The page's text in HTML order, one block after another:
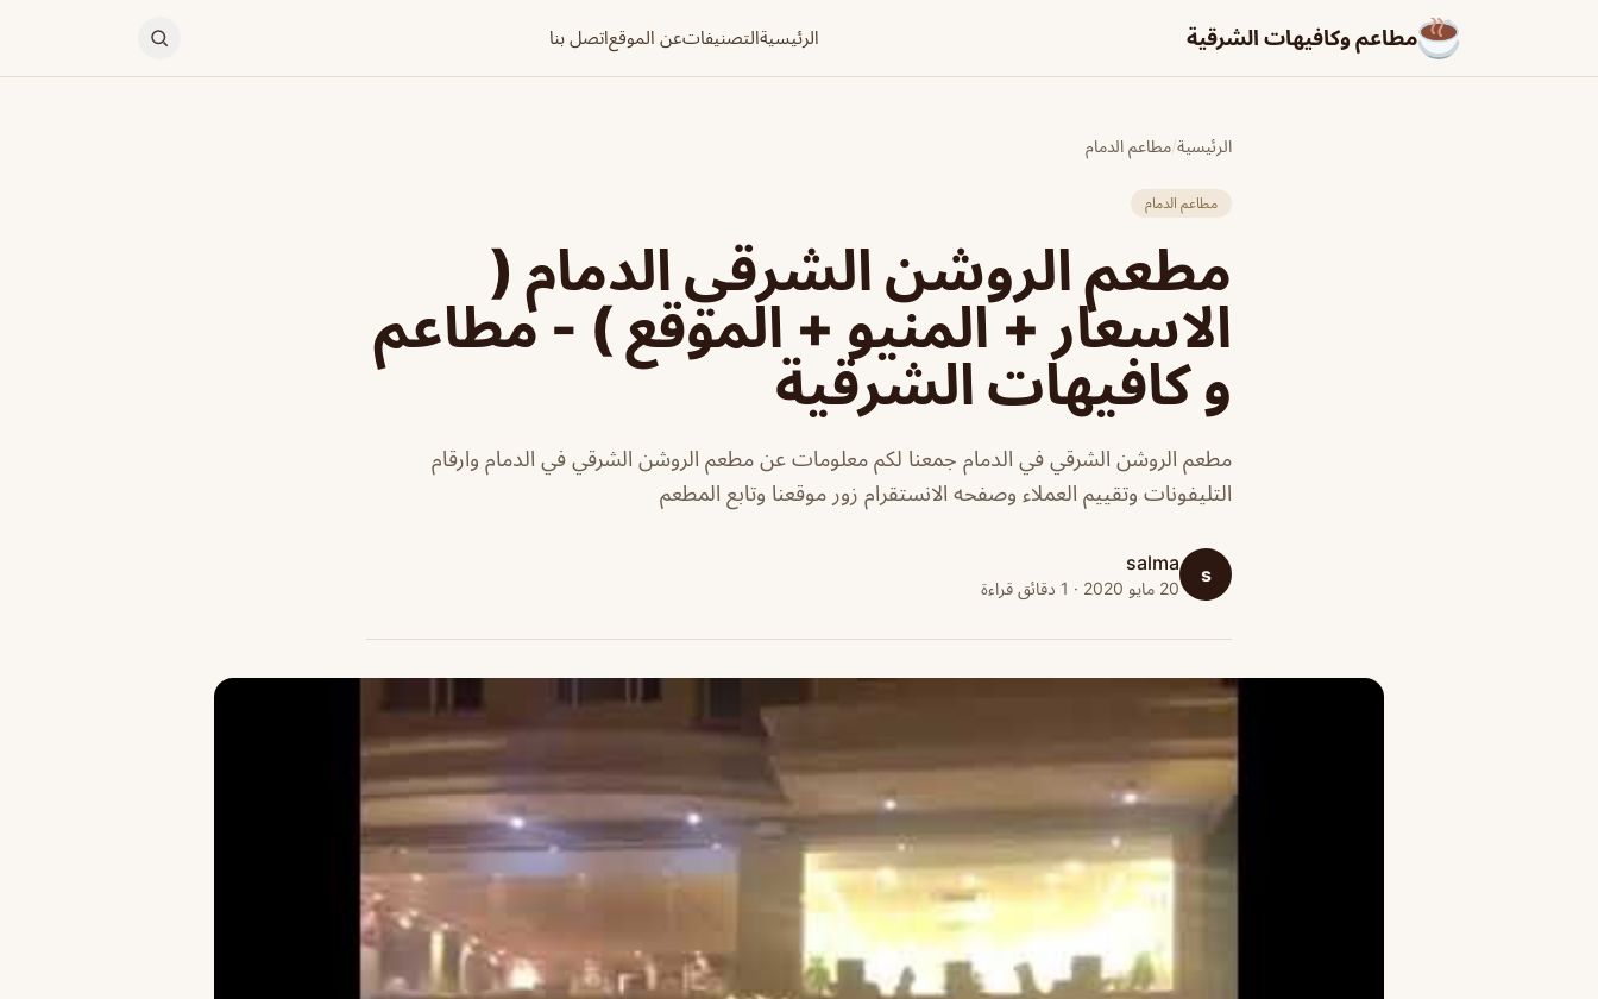
مطاعم وكافيهات الشرقية الرئيسيةالتصنيفاتعن الموقعاتصل بنا
الرئيسية/مطاعم الدمام
مطاعم الدمام
مطعم الروشن الشرقي الدمام (
الاسعار + المنيو + الموقع ) - مطاعم
و كافيهات الشرقية
مطعم الروشن الشرقي في الدمام جمعنا لكم معلومات عن مطعم الروشن الشرقي في الدمام وارقام
التليفونات وتقييم العملاء وصفحه الانستقرام زور موقعنا وتابع المطعم
s
salma
20 مايو 2020 · 1 دقائق قراءة